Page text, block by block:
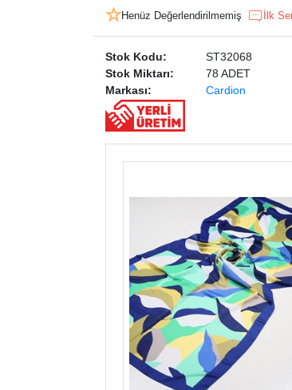
Henüz Değerlendirilmemiş İlk
Stok Kodu:
ST32068
Stok Miktarı:
78 ADET
Markası:
Cardion